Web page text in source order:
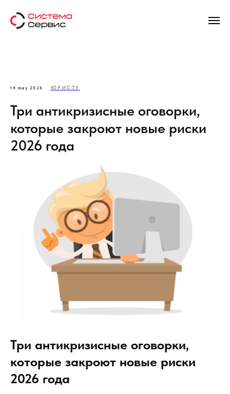
14 may 2026 ЮРИСТУ
Три антикризисные оговорки,
которые закроют новые риски
2026 года
Три антикризисные оговорки,
которые закроют новые риски
2026 года